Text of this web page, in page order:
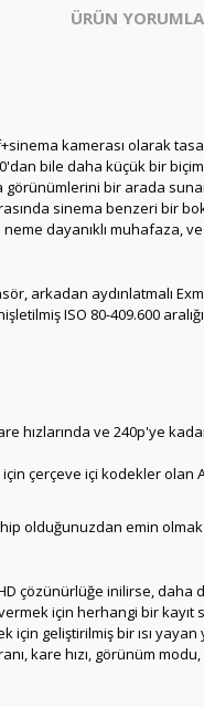
ÜRÜN
kamerası olarak
bile daha küçük bir
görünümlerini bir arada
sinema benzeri bir
dayanıklı muhafaza,
arkadan aydınlatmalı
ISO 80-409.600
ve 240p'ye
çerçeve içi kodekler olan
olduğunuzdan emin
çözünürlüğe inilirse,
için herhangi bir kayıt
geliştirilmiş bir ısı yayan
kare hızı, görünüm